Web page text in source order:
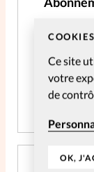
COOKIES
Ce site
votre
de
OK,